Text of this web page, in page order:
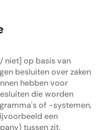
niet] op basis van
besluiten over zaken
hebben voor
die worden
of -systemen,
een
tussen zit.